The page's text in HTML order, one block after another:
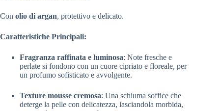
Con olio di argan, protettivo e delicato.
Caratteristiche Principali:
Fragranza raffinata e luminosa: Note fresche e
perlate si fondono con un cuore cipriato e floreale, per
un profumo sofisticato e avvolgente.
Texture mousse cremosa: Una schiuma soffice che
deterge la pelle con delicatezza, lasciandola morbida,